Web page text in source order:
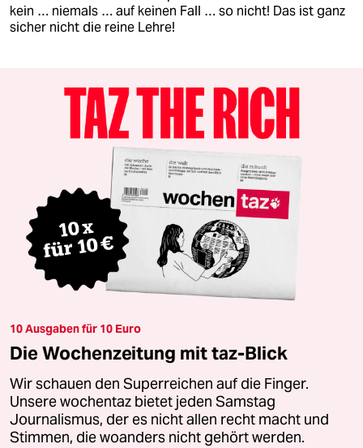
kein … niemals … auf keinen Fall … so nicht! Das ist ganz
sicher nicht die reine Lehre!
10 Ausgaben für 10 Euro
Die Wochenzeitung mit taz-Blick
Wir schauen den Superreichen auf die Finger.
Unsere wochentaz bietet jeden Samstag
Journalismus, der es nicht allen recht macht und
Stimmen, die woanders nicht gehört werden.